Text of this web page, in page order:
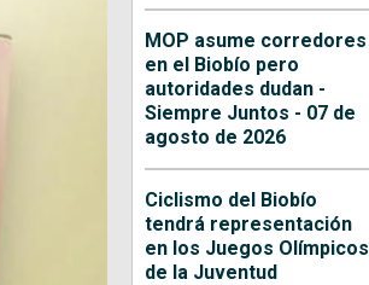
MOP asume corredores
en el Biobío pero
autoridades dudan -
Siempre Juntos - 07 de
agosto de 2026
Ciclismo del Biobío
tendrá representación
en los Juegos Olímpicos
de la Juventud